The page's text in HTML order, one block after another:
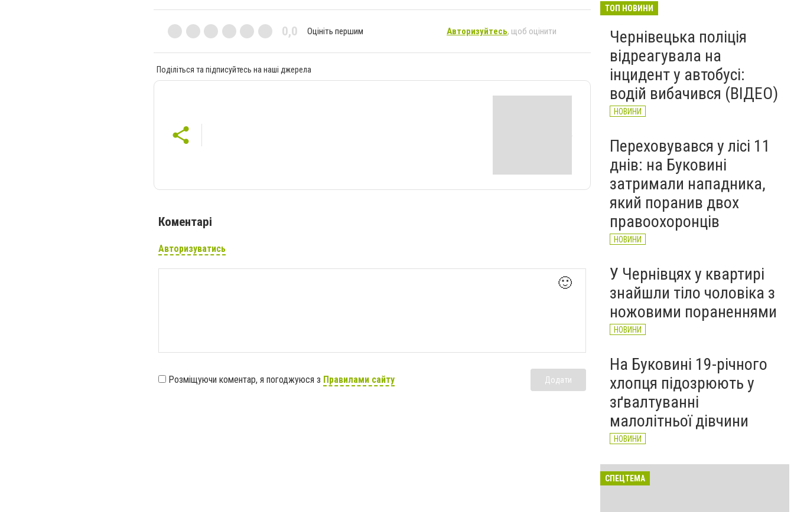
0,0 Оцініть першим Авторизуйтесь, щоб оцінити
Поділіться та підписуйтесь на наші джерела
Коментарі
Авторизуватись
🙂
Розміщуючи коментар, я погоджуюся з Правилами сайту Додати
прикордонника Романа
НОВИНИ
ТОП НОВИНИ
Чернівецька поліція
відреагувала на
інцидент у автобусі:
водій вибачився (ВІДЕО)
НОВИНИ
Переховувався у лісі 11
днів: на Буковині
затримали нападника,
який поранив двох
правоохоронців
НОВИНИ
У Чернівцях у квартирі
знайшли тіло чоловіка з
ножовими пораненнями
НОВИНИ
На Буковині 19-річного
хлопця підозрюють у
зґвалтуванні
малолітньої дівчини
НОВИНИ
СПЕЦТЕМА